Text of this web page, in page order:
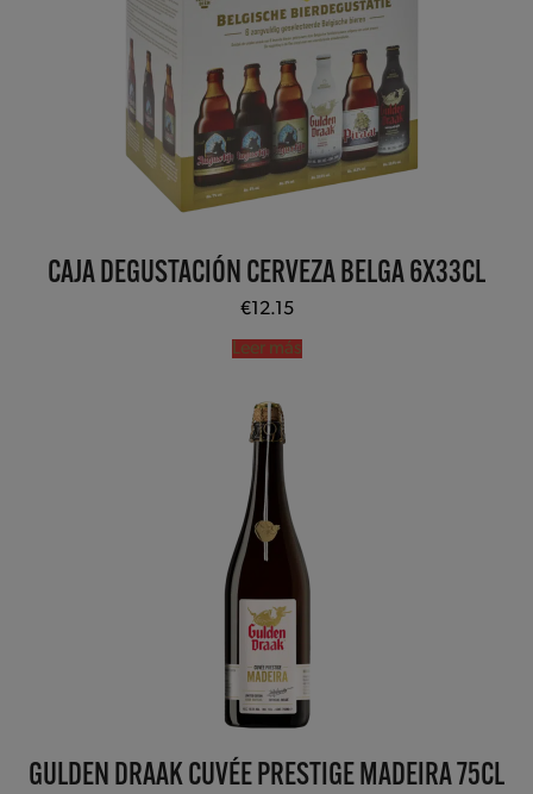
CAJA DEGUSTACIÓN CERVEZA BELGA 6X33CL
€12.15
Leer más
GULDEN DRAAK CUVÉE PRESTIGE MADEIRA 75CL